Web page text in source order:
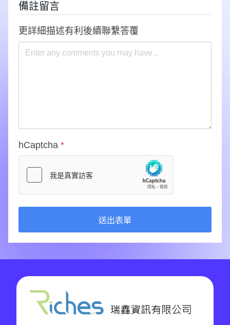
備註留言
更詳細描述有利後續聯繫答覆
hCaptcha *
送出表單